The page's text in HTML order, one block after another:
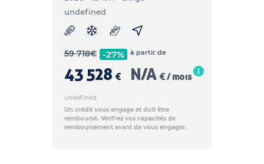
undefined
59 718€ -27%
43 528 €
à partir de
N/A € / mois
undefined
Un crédit vous engage et doit être
remboursé. Vérifiez vos capacités de
remboursement avant de vous engager.